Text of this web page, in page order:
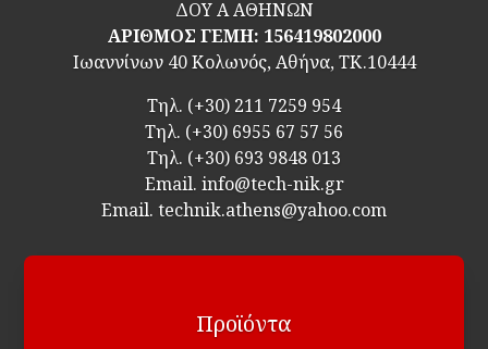
ΔΟΥ Α ΑΘΗΝΩΝ
ΑΡΙΘΜΟΣ ΓΕΜΗ: 156419802000
Ιωαννίνων 40 Κολωνός, Αθήνα, ΤΚ.10444
Τηλ. (+30) 211 7259 954
Τηλ. (+30) 6955 67 57 56
Τηλ. (+30) 693 9848 013
Email. info@tech-nik.gr
Email. technik.athens@yahoo.com
Προϊόντα